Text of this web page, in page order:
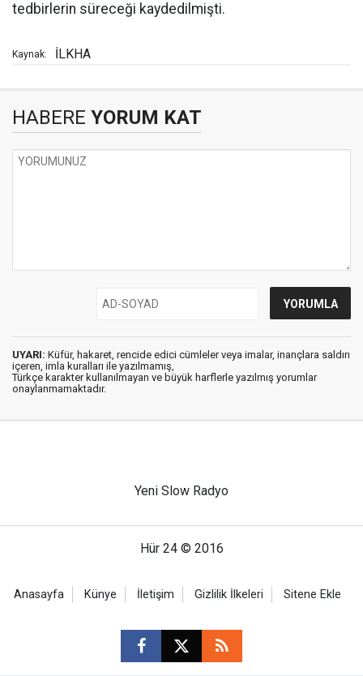
tedbirlerin süreceği kaydedilmişti.
Kaynak: İLKHA
HABERE YORUM KAT
UYARI: Küfür, hakaret, rencide edici cümleler veya imalar, inançlara saldırı
içeren, imla kuralları ile yazılmamış,
Türkçe karakter kullanılmayan ve büyük harflerle yazılmış yorumlar
onaylanmamaktadır.
Yeni Slow Radyo
Hür 24 © 2016
Anasayfa Künye İletişim Gizlilik İlkeleri Sitene Ekle